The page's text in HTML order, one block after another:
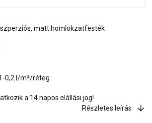
matt homlokzatfesték
0,2 l/m²/réteg
a 14 napos elállási jog!
Részletes leírás